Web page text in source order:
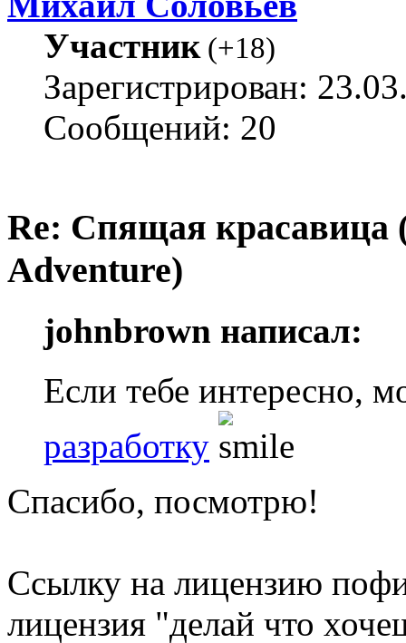
Участник(+18)
Зарегистрирован:
Сообщений: 20
Re: Спящая красавица
Adventure)
johnbrown написал:
Если тебе интересно,
разработку
Спасибо, посмотрю!
Ссылку на лицензию
лицензия "делай что